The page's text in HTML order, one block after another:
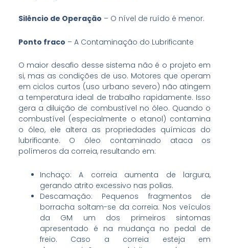
Silêncio de Operação – O nível de ruído é menor.
Ponto fraco – A Contaminação do Lubrificante
O maior desafio desse sistema não é o projeto em
si, mas as condições de uso. Motores que operam
em ciclos curtos (uso urbano severo) não atingem
a temperatura ideal de trabalho rapidamente. Isso
gera a diluição de combustível no óleo. Quando o
combustível (especialmente o etanol) contamina
o óleo, ele altera as propriedades químicas do
lubrificante. O óleo contaminado ataca os
polímeros da correia, resultando em:
Inchaço: A correia aumenta de largura,
gerando atrito excessivo nas polias.
Descamação: Pequenos fragmentos de
borracha soltam-se da correia. Nos veículos
da GM um dos primeiros sintomas
apresentado é na mudança no pedal de
freio. Caso a correia esteja em